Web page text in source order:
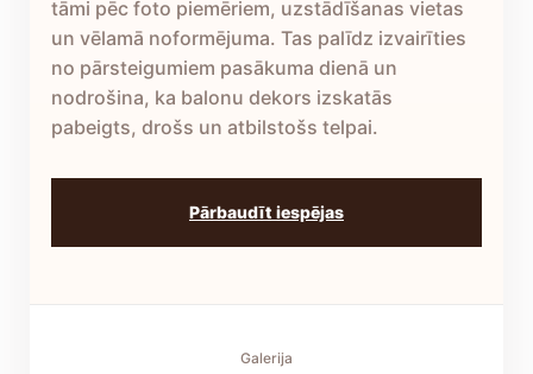
tāmi pēc foto piemēriem, uzstādīšanas vietas
un vēlamā noformējuma. Tas palīdz izvairīties
no pārsteigumiem pasākuma dienā un
nodrošina, ka balonu dekors izskatās
pabeigts, drošs un atbilstošs telpai.
Pārbaudīt iespējas
Galerija